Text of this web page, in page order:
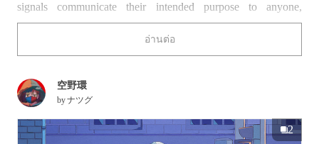
signals communicate their intended purpose to anyone,
regardless of their background or language.
A well-placed traffic signal can be a great way to wordlessly
set the scene, don’t you think?
อ่านต่อ
空野環
byナツグ
2